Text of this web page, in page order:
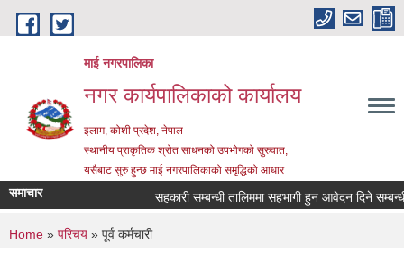
Skip to main content
माई नगरपालिका
नगर कार्यपालिकाको कार्यालय
इलाम, कोशी प्रदेश, नेपाल
स्थानीय प्राकृतिक श्रोत साधनको उपभोगको सुरुवात,
यसैबाट सुरु हुन्छ माई नगरपालिकाको समृद्धिको आधार
समाचार सहकारी सम्बन्धी तालिममा सहभागी हुन आवेदन दिने सम्बन्धी
You are here
Home » परिचय » पूर्व कर्मचारी